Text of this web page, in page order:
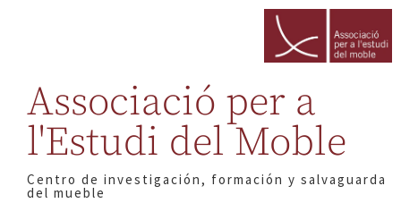
Associació per a
l'Estudi del Moble
Centro de investigación, formación y salvaguarda
del mueble